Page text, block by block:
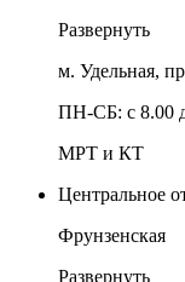
Развернуть
м. Удельная,
ПН-СБ: с 8.00
МРТ и КТ
Центральное
Фрунзенская
Развернуть